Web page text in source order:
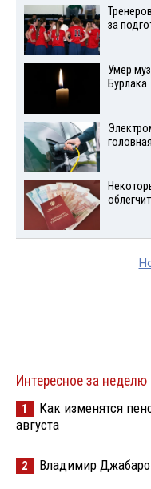
за
Умер
Бурлака
Интересное за неделю
1
Как изменятся
августа
2 Владимир